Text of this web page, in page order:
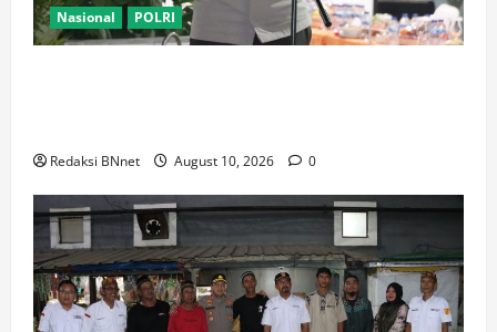
Nasional POLRI
Redaksi BNnet August 10, 2026 0